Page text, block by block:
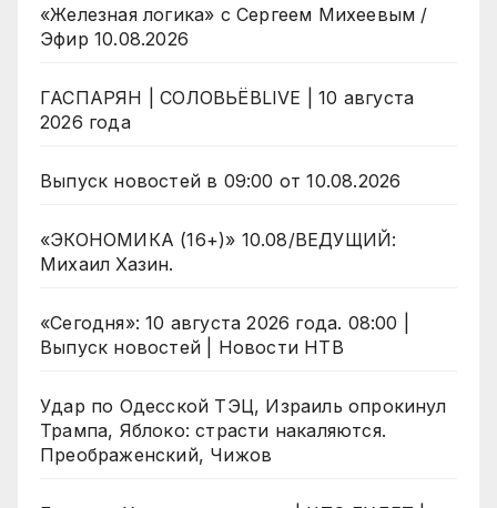
«Железная логика» с Сергеем Михеевым /
Эфир 10.08.2026
ГАСПАРЯН | СОЛОВЬЁВLIVE | 10 августа
2026 года
Выпуск новостей в 09:00 от 10.08.2026
«ЭКОНОМИКА (16+)» 10.08/ВЕДУЩИЙ:
Михаил Хазин.
«Сегодня»: 10 августа 2026 года. 08:00 |
Выпуск новостей | Новости НТВ
Удар по Одесской ТЭЦ, Израиль опрокинул
Трампа, Яблоко: страсти накаляются.
Преображенский, Чижов